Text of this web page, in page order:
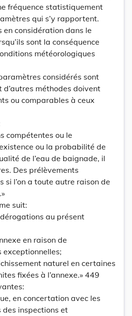
fréquence statistiquement
qui s’y rapportent.
en considération dans le
sont la conséquence
météorologiques
considérés sont
d’autres méthodes doivent
ou comparables à ceux
compétentes ou le
ou la probabilité de
de l’eau de baignade, il
Des prélèvements
l’on a toute autre raison de
suit:
au présent
en raison de
exceptionnelles;
naturel en certaines
fixées à l’annexe.» 449
en concertation avec les
inspections et